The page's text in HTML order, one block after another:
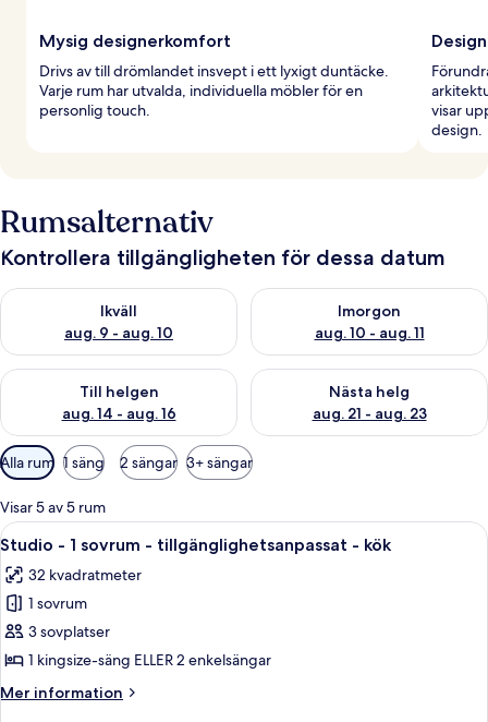
Mysig designerkomfort
Drivs av till drömlandet insvept i ett lyxigt duntäcke.
Varje rum har utvalda, individuella möbler för en
personlig touch.
visar
design.
Rumsalternativ
Kontrollera tillgängligheten för dessa datum
Ikväll
aug. 9 - aug. 10
Kontrollera tillgängligheten för ikväll aug. 9 - aug. 10
Imorgon
aug. 10 - aug. 11
Kontrollera tillgängligheten
Till helgen
aug. 14 - aug. 16
Kontrollera tillgängligheten för den här helgen aug. 14 - aug.
Nästa helg
aug. 21 - aug. 23
Kontrollera tillgängligheten
Tillgängliga
filter
för
rum
Alla rum 1 säng 2 sängar 3+ sängar
Visar 5 av 5 rum
Öppna
alla
foton
för
Studio
-
1
sovrum
Ett hotellrum med en säng, ett
7
Studio - 1 sovrum - tillgänglighetsanpassat - kök
32 kvadratmeter
1 sovrum
3 sovplatser
1 kingsize-säng ELLER 2 enkelsängar
Mer information
Mer